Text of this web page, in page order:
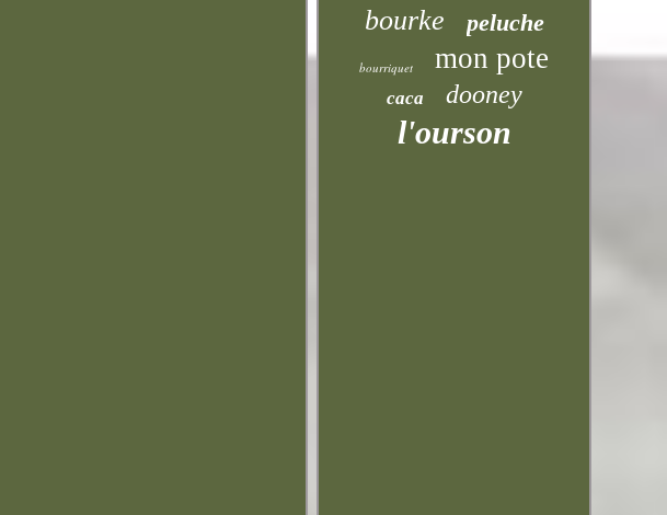
bourke peluche
bourriquet mon pote
caca dooney
l'ourson